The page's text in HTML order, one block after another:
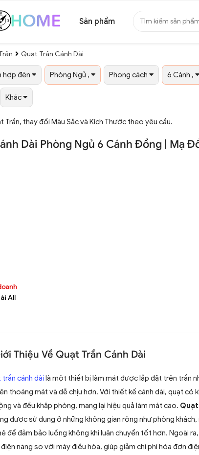
Sản phẩm
Quạt Trần Cánh Dài
hợp đèn Phòng Ngủ , Phong cách 6 Cánh ,
Khác
Trần, thay đổi Màu Sắc và Kích Thước theo yêu cầu.
Dài Phòng Ngủ 6 Cánh Đồng | Mạ
All
Thiệu Về Quạt Trần Cánh Dài
cánh dài là một thiết bị làm mát được lắp đặt trên trần
thoáng mát và dễ chịu hơn. Với thiết kế cánh dài, quạt có
và đều khắp phòng, mang lại hiệu quả làm mát cao.
được sử dụng ở những không gian rộng như phòng khách,
để đảm bảo luồng không khí luân chuyển tốt hơn. Ngoài
năng so với máy điều hòa, giúp giảm chi phí hóa đơn